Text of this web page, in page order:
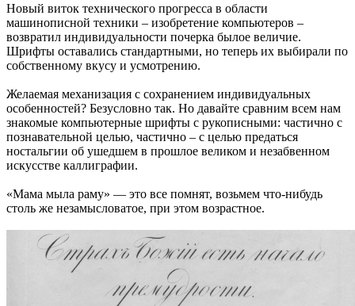
Новый виток технического прогресса в области
машинописной техники – изобретение компьютеров –
возвратил индивидуальности почерка былое величие.
Шрифты оставались стандартными, но теперь их выбирали по
собственному вкусу и усмотрению.
Желаемая механизация с сохранением индивидуальных
особенностей? Безусловно так. Но давайте сравним всем нам
знакомые компьютерные шрифты с рукописными: частично с
познавательной целью, частично – с целью предаться
ностальгии об ушедшем в прошлое великом и незабвенном
искусстве каллиграфии.
«Мама мыла раму» — это все помнят, возьмем что-нибудь
столь же незамысловатое, при этом возрастное.